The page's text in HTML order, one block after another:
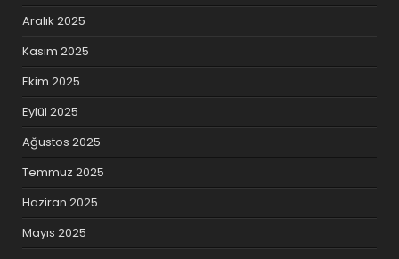
Aralık 2025
Kasım 2025
Ekim 2025
Eylül 2025
Ağustos 2025
Temmuz 2025
Haziran 2025
Mayıs 2025